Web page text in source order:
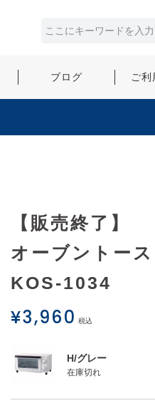
ブログ ご利
【販売終了】
オーブントー
KOS-1034
¥3,960 税込
H/グレー
在庫切れ